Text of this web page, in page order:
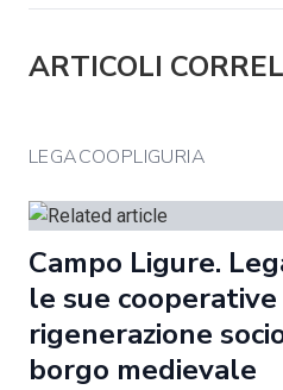
ARTICOLI
LEGACOOPLIGURIA
Campo Ligure.
le sue
rigenerazione
borgo medievale